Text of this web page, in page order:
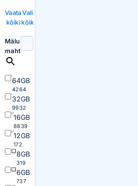
Vaata
kõiki
Vali
kõik
Mälu
maht
64GB
4264
32GB
9932
16GB
8839
12GB
172
8GB
319
6GB
737